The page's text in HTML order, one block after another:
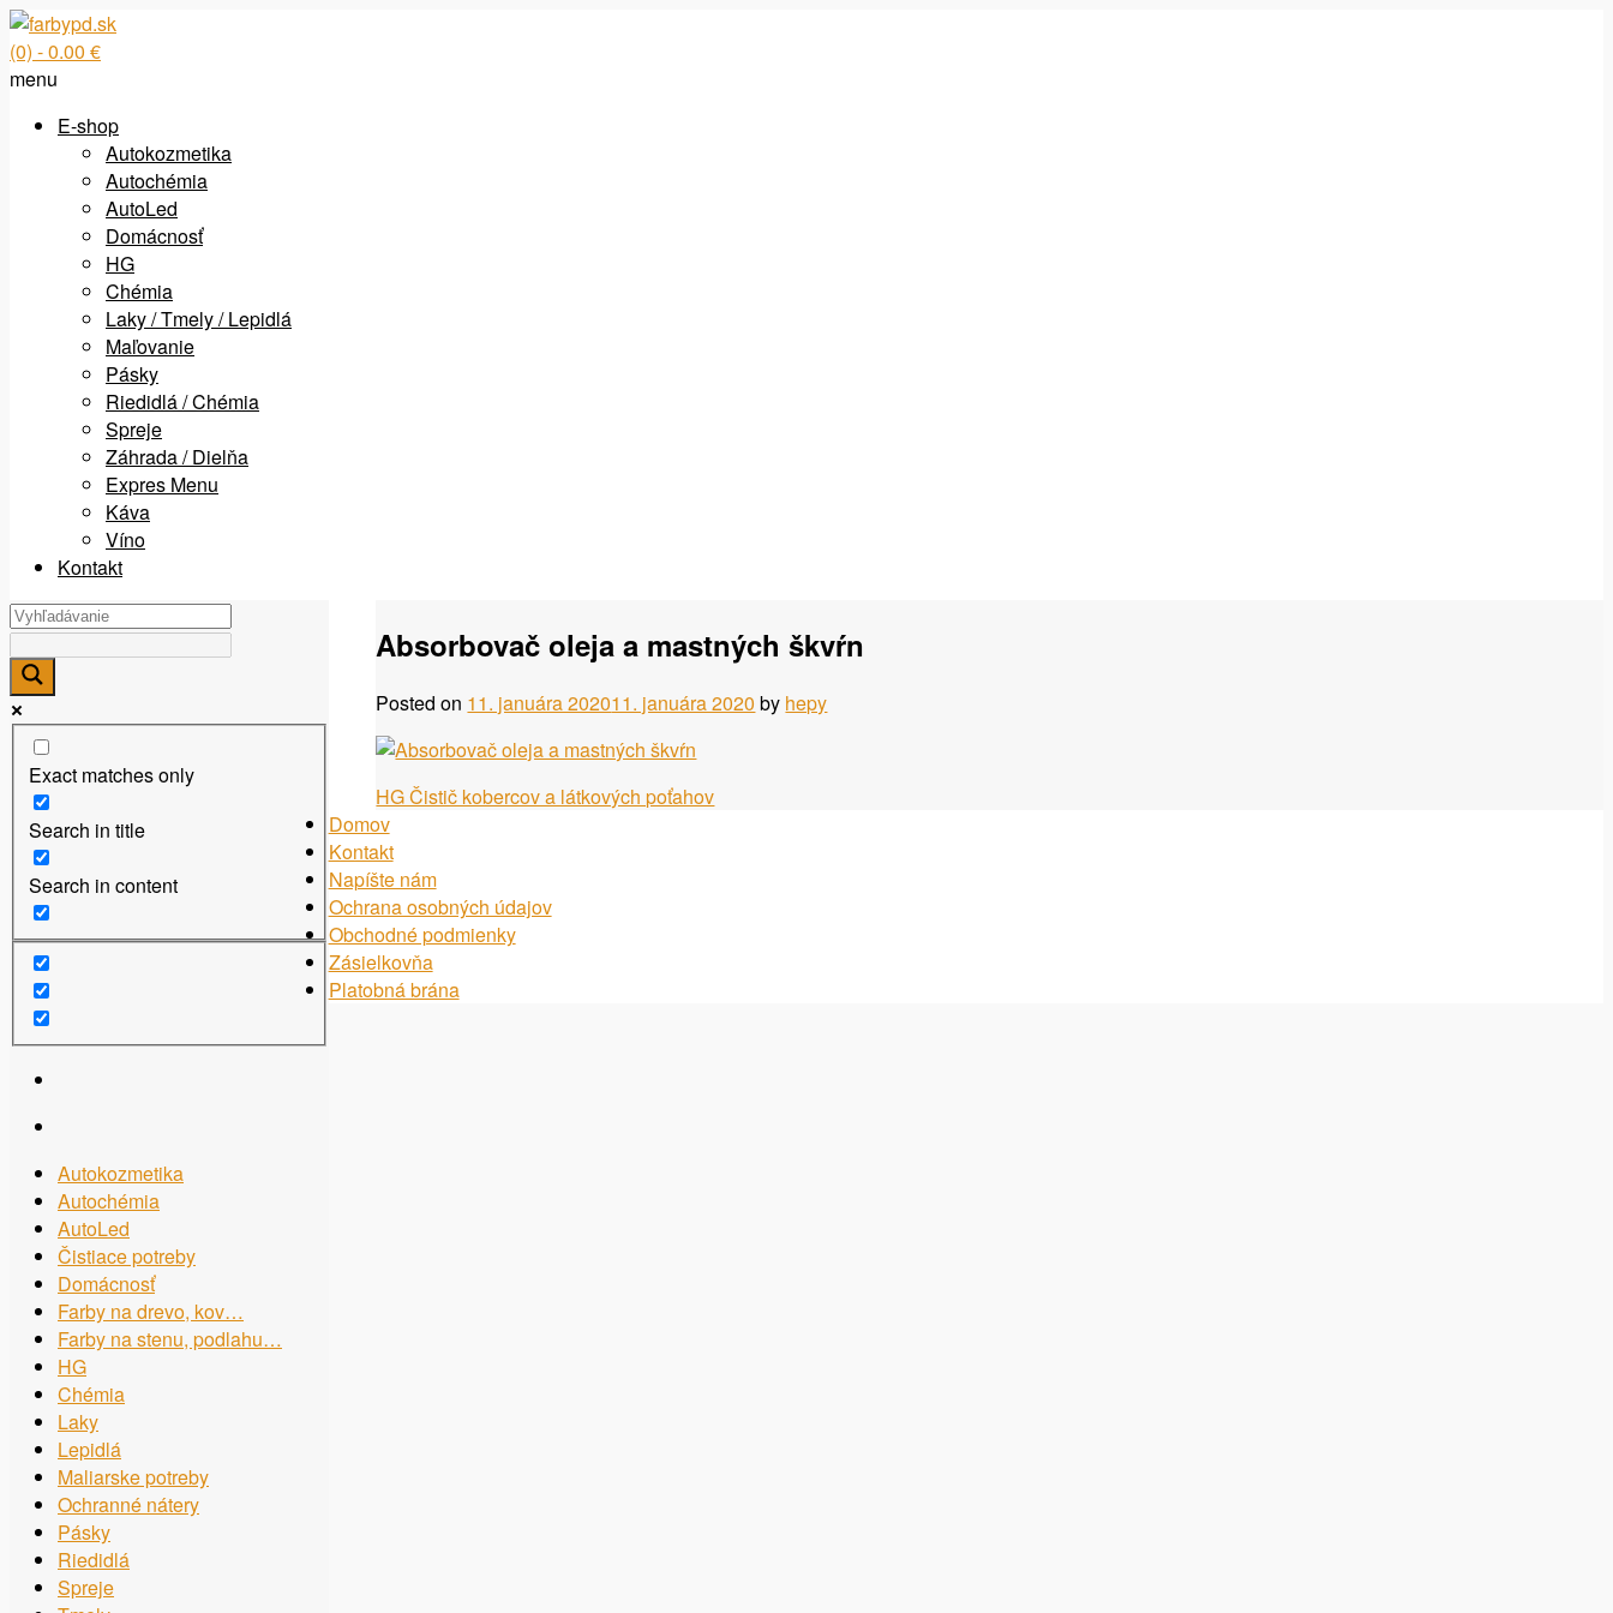
(0) - 0.00 €
menu
E-shop
Autokozmetika
Autochémia
AutoLed
Domácnosť
HG
Chémia
Laky / Tmely / Lepidlá
Maľovanie
Pásky
Riedidlá / Chémia
Spreje
Záhrada / Dielňa
Expres Menu
Káva
Víno
Kontakt
Absorbovač oleja a mastných škvŕn
Posted on 11. januára 202011. januára 2020 by hepy
Navigácia
v
článku
HG Čistič kobercov a látkových poťahov
Exact matches only
Search in title
Search in content
Autokozmetika
Autochémia
AutoLed
Čistiace potreby
Domácnosť
Farby na drevo, kov…
Farby na stenu, podlahu…
HG
Chémia
Laky
Lepidlá
Maliarske potreby
Ochranné nátery
Pásky
Riedidlá
Spreje
Domov
Kontakt
Napíšte nám
Ochrana osobných údajov
Obchodné podmienky
Zásielkovňa
Platobná brána